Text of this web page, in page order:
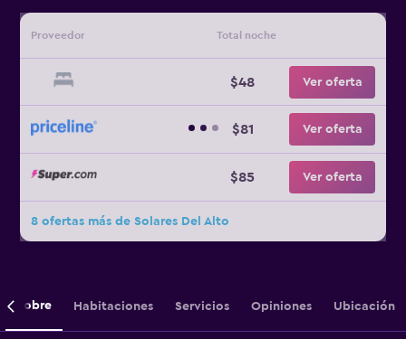
Proveedor Total noche
$48 Ver oferta
$81 Ver oferta
$85 Ver oferta
8 ofertas más de Solares Del Alto
Sobre Habitaciones Servicios Opiniones Ubicación